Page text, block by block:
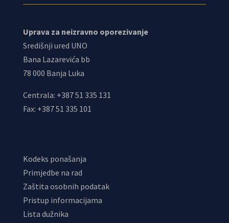
Uprava za neizravno oporezivanje
Središnji ured UNO
Bana Lazarevića bb
78 000 Banja Luka
Centrala: +387 51 335 131
Fax: +387 51 335 101
Kodeks ponašanja
Primjedbe na rad
Zaštita osobnih podatak
Pristup informacijama
Lista dužnika